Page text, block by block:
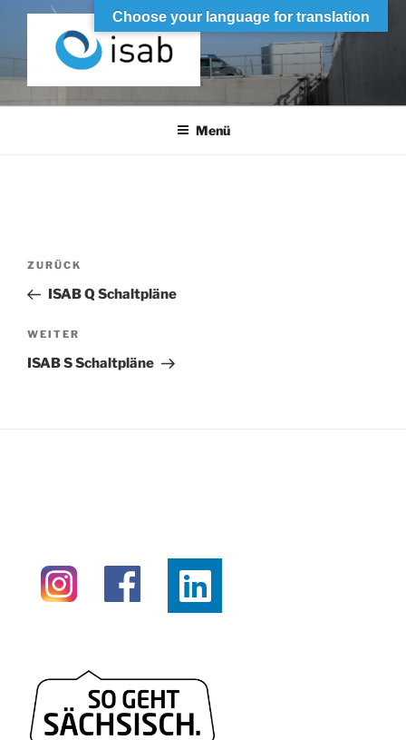
Zum
springen
ISAB
Industrieller Schaltanlagenbau
Menü
Beitrags-
Vorheriger
Beitrag
ZURÜCK
ISAB Q Schaltpläne
Nächster
Beitrag
WEITER
ISAB S Schaltpläne
Choose your language for translation